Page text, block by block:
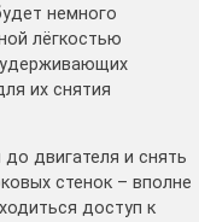
немного
лёгкостью
их снятия
двигателя и снять
стенок – вполне
доступ к